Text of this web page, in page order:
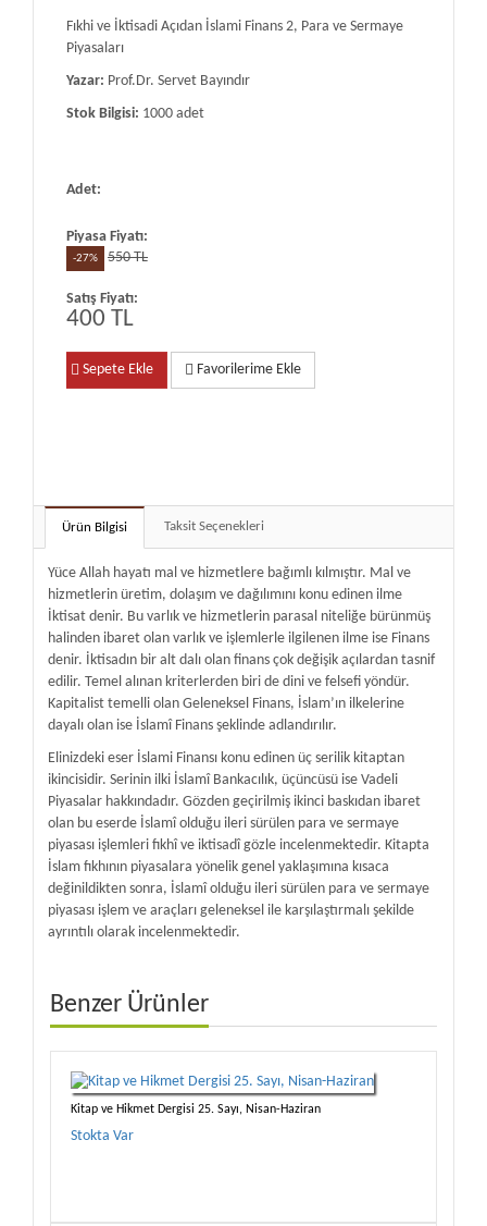
Fıkhi ve İktisadi Açıdan İslami Finans 2, Para ve Sermaye
Piyasaları
Yazar: Prof.Dr. Servet Bayındır
Stok Bilgisi: 1000 adet
Adet:
Piyasa Fiyatı:
-27% 550 TL
Satış Fiyatı:
400 TL
Sepete Ekle Favorilerime Ekle
Ürün Bilgisi Taksit Seçenekleri
Yüce Allah hayatı mal ve hizmetlere bağımlı kılmıştır. Mal ve
hizmetlerin üretim, dolaşım ve dağılımını konu edinen ilme
İktisat denir. Bu varlık ve hizmetlerin parasal niteliğe bürünmüş
halinden ibaret olan varlık ve işlemlerle ilgilenen ilme ise Finans
denir. İktisadın bir alt dalı olan finans çok değişik açılardan tasnif
edilir. Temel alınan kriterlerden biri de dini ve felsefi yöndür.
Kapitalist temelli olan Geleneksel Finans, İslam’ın ilkelerine
dayalı olan ise İslamî Finans şeklinde adlandırılır.
Elinizdeki eser İslami Finansı konu edinen üç serilik kitaptan
ikincisidir. Serinin ilki İslamî Bankacılık, üçüncüsü ise Vadeli
Piyasalar hakkındadır. Gözden geçirilmiş ikinci baskıdan ibaret
olan bu eserde İslamî olduğu ileri sürülen para ve sermaye
piyasası işlemleri fıkhî ve iktisadî gözle incelenmektedir. Kitapta
İslam fıkhının piyasalara yönelik genel yaklaşımına kısaca
değinildikten sonra, İslamî olduğu ileri sürülen para ve sermaye
piyasası işlem ve araçları geleneksel ile karşılaştırmalı şekilde
ayrıntılı olarak incelenmektedir.
Benzer Ürünler
Kitap ve Hikmet Dergisi 25. Sayı, Nisan-Haziran
Stokta Var